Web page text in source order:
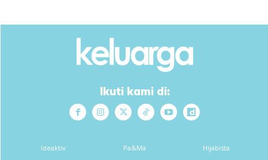
3 pot beras basmathi (1 pot beras bersamaan 1 1/2 pot air)
Ikuti kami di:
Ideaktiv Pa&Ma Hijabista